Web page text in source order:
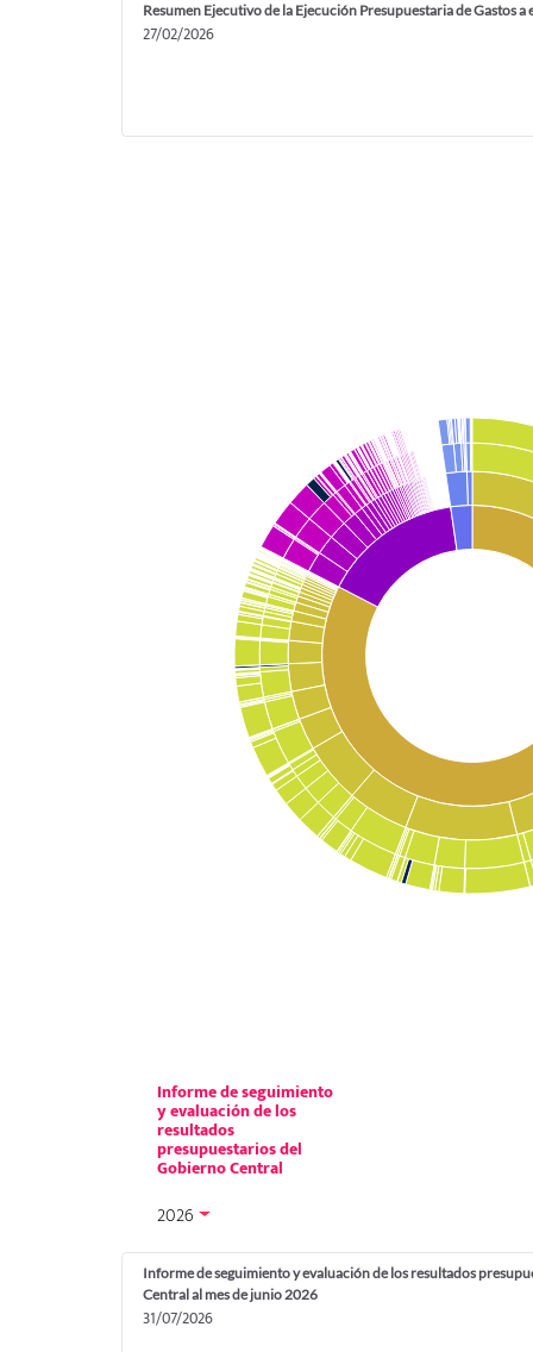
Resumen Ejecutivo de la Ejecución Presupuestaria de Gastos a
27/02/2026
Informe de seguimiento
y evaluación de los
resultados
presupuestarios del
Gobierno Central
2026
Informe de seguimiento y evaluación de los resultados
Central al mes de junio 2026
31/07/2026